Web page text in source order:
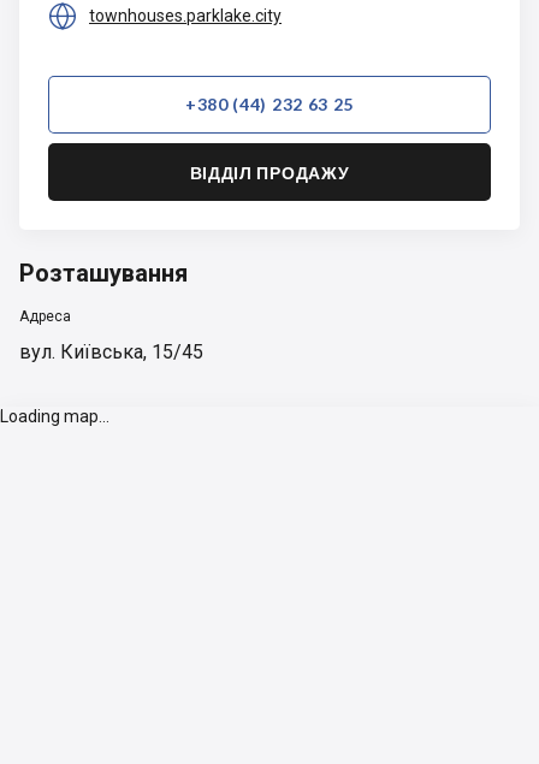
 townhouses.parklake.city
+380 (44) 232 63 25
ВІДДІЛ ПРОДАЖУ
Розташування
Адреса
вул. Київська, 15/45
Loading map...